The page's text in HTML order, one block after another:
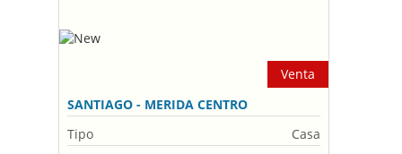
Venta
SANTIAGO - MERIDA CENTRO
Tipo
Casa